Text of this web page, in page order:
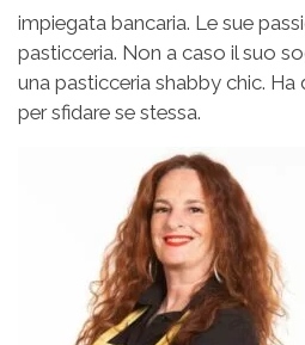
impiegata bancaria. Le sue
pasticceria. Non a caso il suo
una pasticceria shabby chic.
per sfidare se stessa.